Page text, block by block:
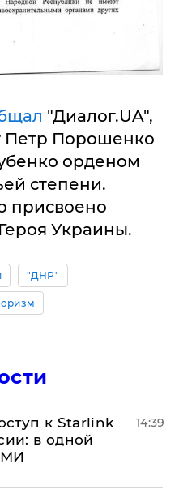
"Диалог.UA",
Петр Порошенко
орденом
степени.
присвоено
Украины.
"ДНР"
к Starlink
в одной
14:39